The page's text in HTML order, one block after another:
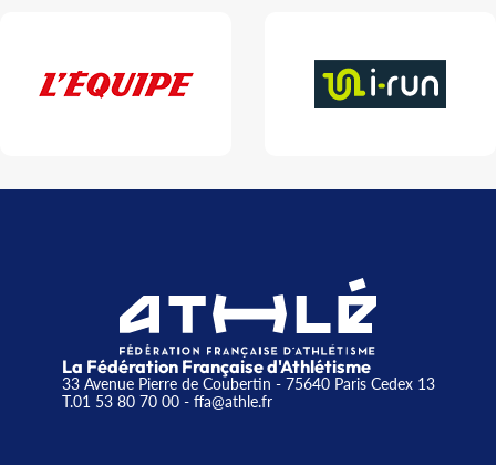
La Fédération Française d'Athlétisme
33 Avenue Pierre de Coubertin - 75640 Paris Cedex 13
T.01 53 80 70 00- ffa@athle.fr